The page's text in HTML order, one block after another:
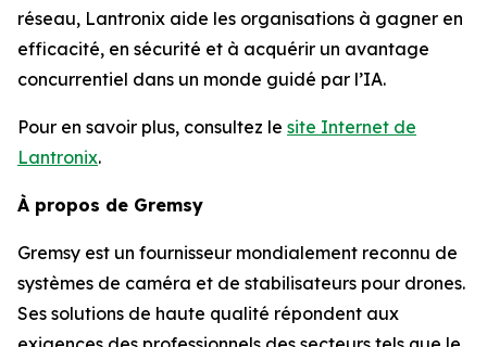
réseau, Lantronix aide les organisations à gagner en
efficacité, en sécurité et à acquérir un avantage
concurrentiel dans un monde guidé par l’IA.
Pour en savoir plus, consultez le site Internet de
Lantronix.
À propos de Gremsy
Gremsy est un fournisseur mondialement reconnu de
systèmes de caméra et de stabilisateurs pour drones.
Ses solutions de haute qualité répondent aux